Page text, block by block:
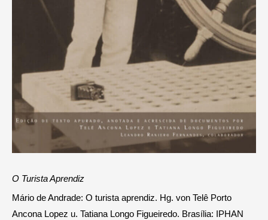
O Turista Aprendiz
Mário de Andrade: O turista aprendiz. Hg. von Telê Porto
Ancona Lopez u. Tatiana Longo Figueiredo. Brasília: IPHAN